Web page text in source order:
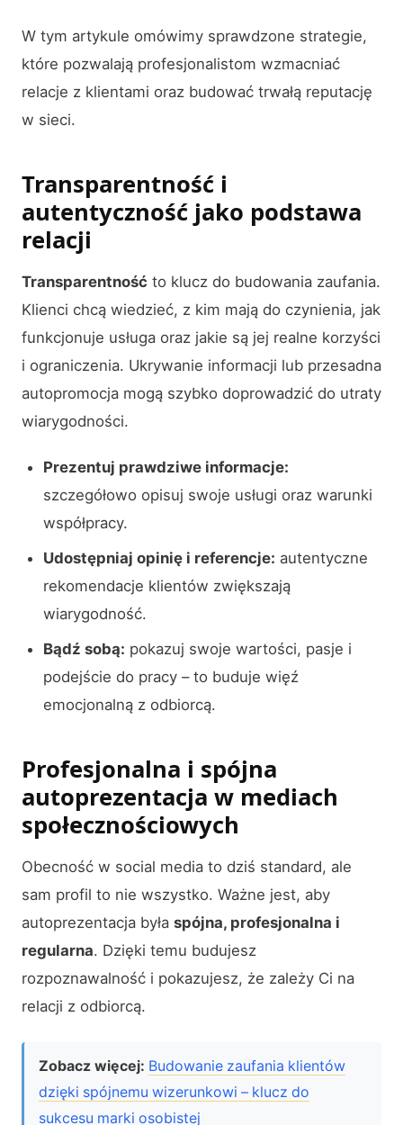
W tym artykule omówimy sprawdzone strategie,
które pozwalają profesjonalistom wzmacniać
relacje z klientami oraz budować trwałą reputację
w sieci.
Transparentność i
autentyczność jako podstawa
relacji
Transparentność to klucz do budowania zaufania.
Klienci chcą wiedzieć, z kim mają do czynienia, jak
funkcjonuje usługa oraz jakie są jej realne korzyści
i ograniczenia. Ukrywanie informacji lub przesadna
autopromocja mogą szybko doprowadzić do utraty
wiarygodności.
Prezentuj prawdziwe informacje:
szczegółowo opisuj swoje usługi oraz warunki
współpracy.
Udostępniaj opinię i referencje: autentyczne
rekomendacje klientów zwiększają
wiarygodność.
Bądź sobą: pokazuj swoje wartości, pasje i
podejście do pracy – to buduje więź
emocjonalną z odbiorcą.
Profesjonalna i spójna
autoprezentacja w mediach
społecznościowych
Obecność w social media to dziś standard, ale
sam profil to nie wszystko. Ważne jest, aby
autoprezentacja była spójna, profesjonalna i
regularna. Dzięki temu budujesz
rozpoznawalność i pokazujesz, że zależy Ci na
relacji z odbiorcą.
Zobacz więcej: Budowanie zaufania klientów
dzięki spójnemu wizerunkowi – klucz do
sukcesu marki osobistej